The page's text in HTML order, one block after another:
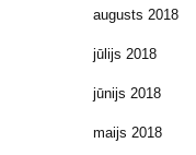
augusts 2018
jūlijs 2018
jūnijs 2018
maijs 2018